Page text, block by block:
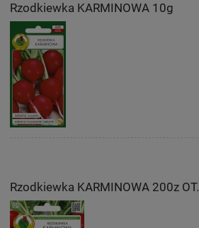
Rzodkiewka KARMINOWA 10g
Rzodkiewka KARMINOWA 200z OT.